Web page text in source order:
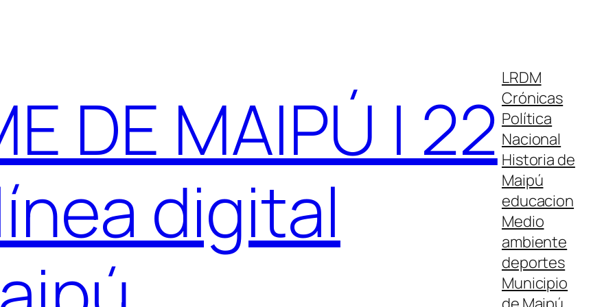
DE MAIPÚ | 22
digital
LRDM
Crónicas
Política
Nacional
Historia de
Maipú
educacion
Medio
ambiente
deportes
Municipio